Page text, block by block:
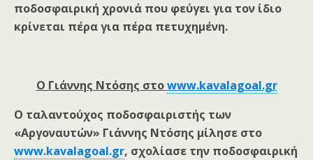
ποδοσφαιρική χρονιά που φεύγει για τον ίδιο
κρίνεται πέρα για πέρα πετυχημένη.
Ο Γιάννης Ντόσης στοwww.kavalagoal.gr
Ο ταλαντούχος ποδοσφαιριστής των
«Αργοναυτών» Γιάννης Ντόσης μίλησε στο
www.kavalagoal.gr, σχολίασε την ποδοσφαιρική